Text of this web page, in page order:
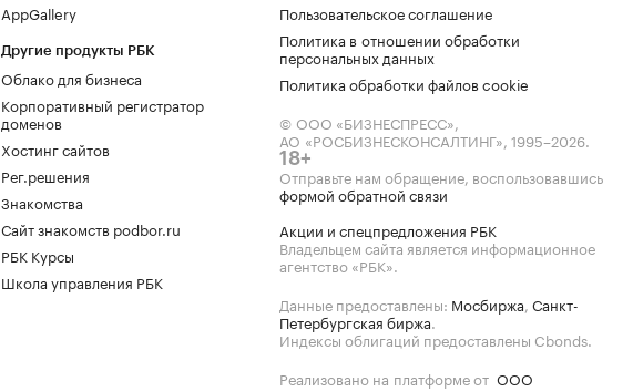
AppGallery
Другие продукты РБК
Облако для бизнеса
Корпоративный регистратор
доменов
Хостинг сайтов
Рег.решения
Знакомства
Сайт знакомств podbor.ru
РБК Курсы
Школа управления РБК
Пользовательское соглашение
Политика в отношении обработки
персональных данных
Политика обработки файлов cookie
© ООО «БИЗНЕСПРЕСС»,
АО «РОСБИЗНЕСКОНСАЛТИНГ», 1995–2026.
18+
Отправьте нам обращение, воспользовавшись
формой обратной связи
Акции и спецпредложения РБК
Владельцем сайта является информационное
агентство «РБК».
Данные предоставлены: Мосбиржа, Санкт-
Петербургская биржа.
Индексы облигаций предоставлены Cbonds.
Реализовано на платформе от ООО